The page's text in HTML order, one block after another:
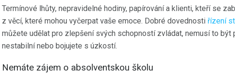
Termínové lhůty, nepravidelné hodiny, papírování a klienti, kteří se
z věcí, které mohou vyčerpat vaše emoce. Dobré dovednosti řízení
můžete udělat pro zlepšení svých schopností zvládat, nemusí to
nestabilní nebo bojujete s úzkostí.
Nemáte zájem o absolventskou školu